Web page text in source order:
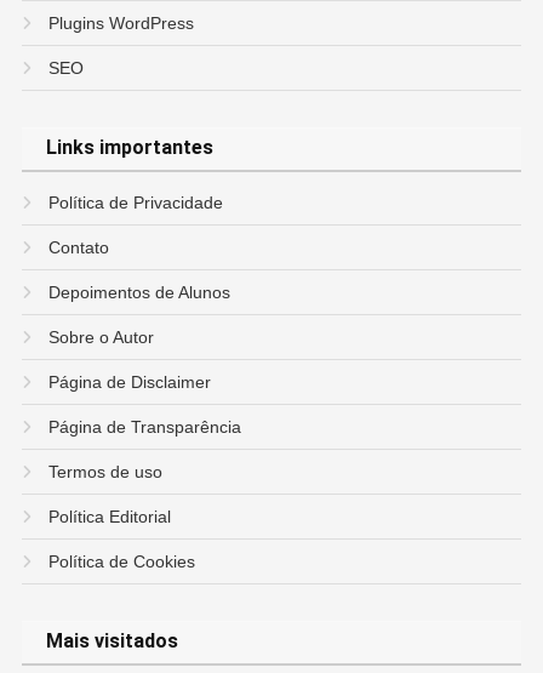
Plugins WordPress
SEO
Links importantes
Política de Privacidade
Contato
Depoimentos de Alunos
Sobre o Autor
Página de Disclaimer
Página de Transparência
Termos de uso
Política Editorial
Política de Cookies
Mais visitados